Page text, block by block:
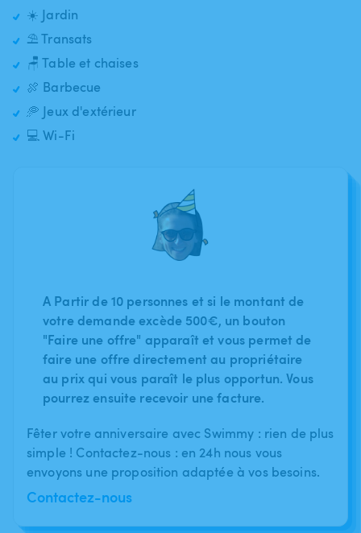
☀️ Jardin
⛱️ Transats
🪑 Table et chaises
🍖 Barbecue
🥏 Jeux d'extérieur
💻 Wi-Fi
A Partir de 10 personnes et si le montant de
votre demande excède 500€, un bouton
"Faire une offre" apparaît et vous permet de
faire une offre directement au propriétaire
au prix qui vous paraît le plus opportun. Vous
pourrez ensuite recevoir une facture.
Fêter votre anniversaire avec Swimmy : rien de plus
simple ! Contactez-nous : en 24h nous vous
envoyons une proposition adaptée à vos besoins.
Contactez-nous